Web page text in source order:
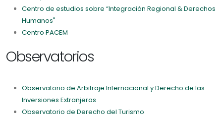
Centro de estudios sobre “Integración Regional & Derechos
Humanos"
Centro PACEM
Observatorios
Observatorio de Arbitraje Internacional y Derecho de las
Inversiones Extranjeras
Observatorio de Derecho del Turismo